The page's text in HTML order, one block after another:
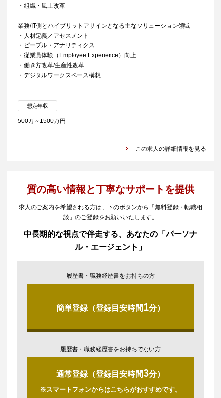
・組織・風土改革
業務/IT側とハイブリットアサインとなる主なソリューション領域
・人材定義／アセスメント
・ピープル・アナリティクス
・従業員体験（Employee Experience）向上
・働き方改革/生産性改革
・デジタルワークスペース構想
想定年収
500万～1500万円
この求人の詳細情報を見る
質の高い情報と丁寧なサポートを提供
求人のご案内を希望される方は、下のボタンから「無料登録・転職相
談」のご登録をお願いいたします。
中長期的な視点で伴走する、あなたの「パーソナ
ル・エージェント」
履歴書・職務経歴書をお持ちの方
簡単登録（登録目安時間1分）
履歴書・職務経歴書をお持ちでない方
通常登録（登録目安時間3分）
※スマートフォンからはこちらがおすすめです。